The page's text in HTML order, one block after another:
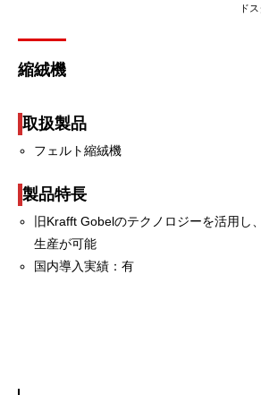
ド
縮絨機
取扱製品
フェルト縮絨機
製品特長
旧Krafft Gobelのテクノロジーを活用し
生産が可能
国内導入実績：有